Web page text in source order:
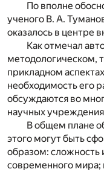
По вполне
ученого В. А.
оказалось в центре
Как отмечал
методологическом,
прикладном
необходимость его
обсуждаются во
научных
В общем плане
этого могут быть
образом: сложность
современного мира;